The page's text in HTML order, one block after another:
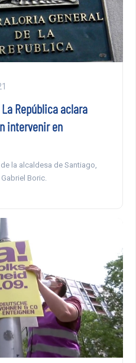
República aclara
intervenir en
la alcaldesa de Santiago,
Boric.